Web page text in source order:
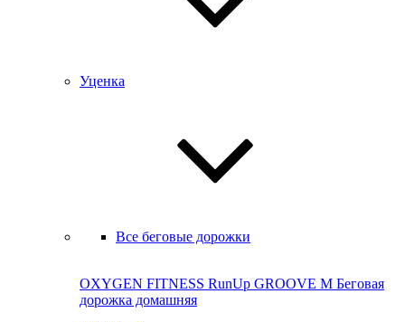
Уценка
Все беговые дорожки
OXYGEN FITNESS RunUp GROOVE M Бе­го­вая
до­рож­ка до­маш­няя